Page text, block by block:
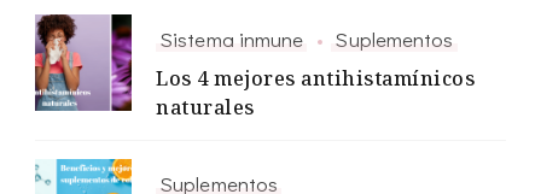
Sistema inmune
Suplementos
Los 4 mejores antihistamínicos
naturales
Suplementos